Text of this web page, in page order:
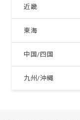
近畿
東海
中国/四国
九州/沖縄